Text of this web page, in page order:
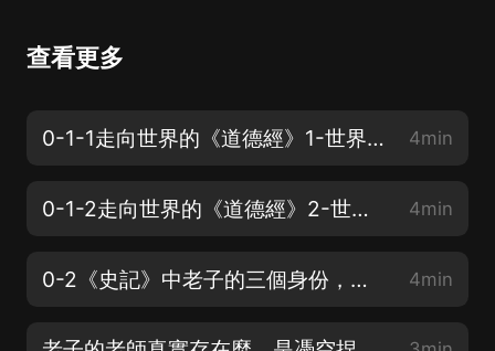
查看更多
0-1-1走向世界的《道德經》1-世界需要老子 4min
0-1-2走向世界的《道德經》2-世界需要老子 4min
0-2《史記》中老子的三個身份，哪個才是真正的老子？ 4min